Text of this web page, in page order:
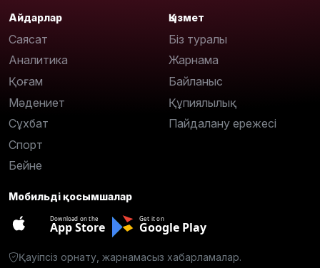
Айдарлар
Саясат
Аналитика
Қоғам
Мәдениет
Сұхбат
Спорт
Бейне
Қызмет
Біз туралы
Жарнама
Байланыс
Құпиялылық
Пайдалану ережесі
Мобильді қосымшалар
Download on the
App Store
Get it on
Google Play
Қауіпсіз орнату, жарнамасыз хабарламалар.